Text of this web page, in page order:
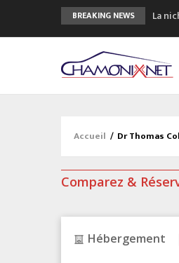
BREAKING NEWS
La
Craft
3eme
Accueil / Dr Thomas
Comparez &
Hébergement